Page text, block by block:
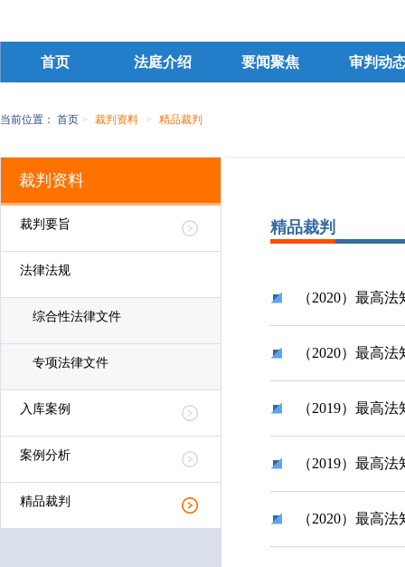
首页 法庭介绍 要闻聚焦 审判动
当前位置： 首页 > 裁判资料 > 精品裁判
裁判资料
裁判要旨
法律法规
综合性法律文件
专项法律文件
入库案例
案例分析
精品裁判
精品裁判
（2020）最高
（2020）最高
（2019）最高
（2019）最高
（2020）最高